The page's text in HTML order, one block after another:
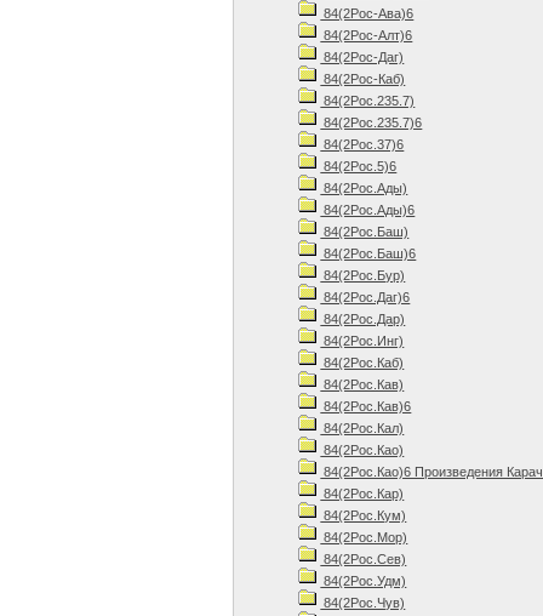
84(2Рос-Ава)6
84(2Рос-Алт)6
84(2Рос-Даг)
84(2Рос-Каб)
84(2Рос.235.7)
84(2Рос.235.7)6
84(2Рос.37)6
84(2Рос.5)6
84(2Рос.Ады)
84(2Рос.Ады)6
84(2Рос.Баш)
84(2Рос.Баш)6
84(2Рос.Бур)
84(2Рос.Даг)6
84(2Рос.Дар)
84(2Рос.Инг)
84(2Рос.Каб)
84(2Рос.Кав)
84(2Рос.Кав)6
84(2Рос.Кал)
84(2Рос.Као)
84(2Рос.Као)6 Произведения
84(2Рос.Кар)
84(2Рос.Кум)
84(2Рос.Мор)
84(2Рос.Сев)
84(2Рос.Удм)
84(2Рос.Чув)